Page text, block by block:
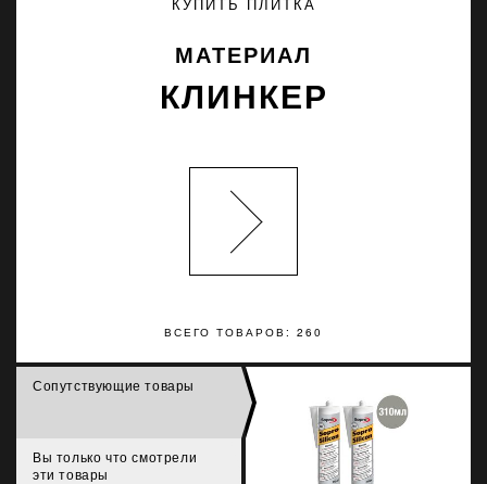
ВСЕГО ТОВАРОВ: 260
МАТЕРИАЛ
КЛИНКЕР
Сопутствующие товары
Вы только что смотрели
эти товары